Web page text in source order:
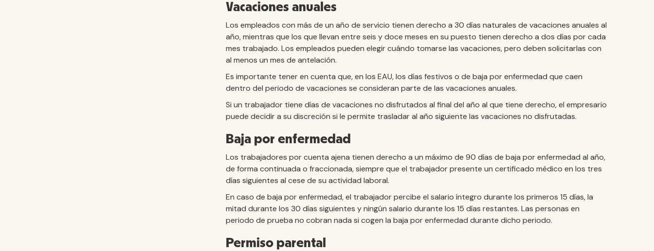
Vacaciones anuales
Los empleados con más de un año de servicio tienen derecho a 30 días naturales de vacaciones anuales al
año, mientras que los que llevan entre seis y doce meses en su puesto tienen derecho a dos días por cada
mes trabajado. Los empleados pueden elegir cuándo tomarse las vacaciones, pero deben solicitarlas con
al menos un mes de antelación.
Es importante tener en cuenta que, en los EAU, los días festivos o de baja por enfermedad que caen
dentro del periodo de vacaciones se consideran parte de las vacaciones anuales.
Si un trabajador tiene días de vacaciones no disfrutados al final del año al que tiene derecho, el empresario
puede decidir a su discreción si le permite trasladar al año siguiente las vacaciones no disfrutadas.
Baja por enfermedad
Los trabajadores por cuenta ajena tienen derecho a un máximo de 90 días de baja por enfermedad al año,
de forma continuada o fraccionada, siempre que el trabajador presente un certificado médico en los tres
días siguientes al cese de su actividad laboral.
En caso de baja por enfermedad, el trabajador percibe el salario íntegro durante los primeros 15 días, la
mitad durante los 30 días siguientes y ningún salario durante los 15 días restantes. Las personas en
periodo de prueba no cobran nada si cogen la baja por enfermedad durante dicho periodo.
Permiso parental